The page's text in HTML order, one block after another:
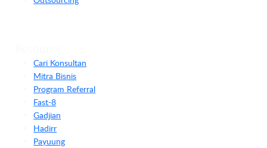
Cari Konsultan
Mitra Bisnis
Program Referral
Fast-8
Gadjian
Hadirr
Payuung